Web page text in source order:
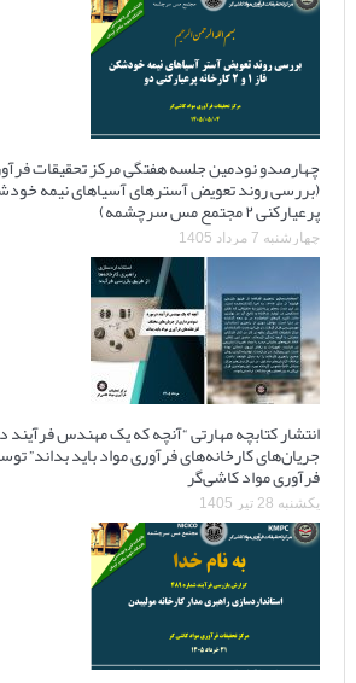
چهارصدو نودمین جلسه هفتگی مرکز تحقیقات
پرعیارکنی ۲ مجتمع مس سرچشمه)
چهارشنبه 7 مرداد 1405
انتشار کتابچه مهارتی “آنچه که یک مهندس فرآیند
جریان‌های کارخانه‌های فرآوری مواد باید بداند”
فرآوری مواد کاشی‌گر
یکشنبه 28 تیر 1405